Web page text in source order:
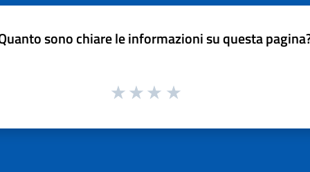
sono chiare le informazioni su questa